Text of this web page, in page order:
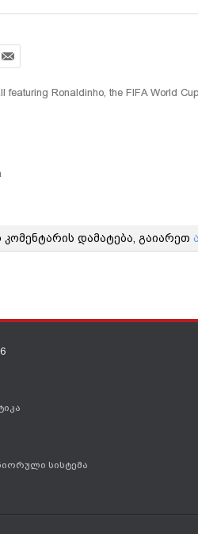
Ronaldinho, the FIFA World
დამატება, გაიარეთ
სისტემა